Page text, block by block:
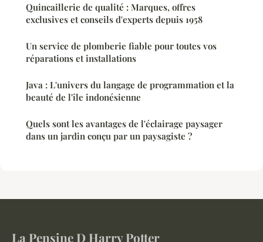
Quincaillerie de qualité : Marques, offres
exclusives et conseils d'experts depuis 1958
Un service de plomberie fiable pour toutes vos
réparations et installations
Java : L'univers du langage de programmation et la
beauté de l'île indonésienne
Quels sont les avantages de l'éclairage paysager
dans un jardin conçu par un paysagiste ?
La Pensine D Harry Potter